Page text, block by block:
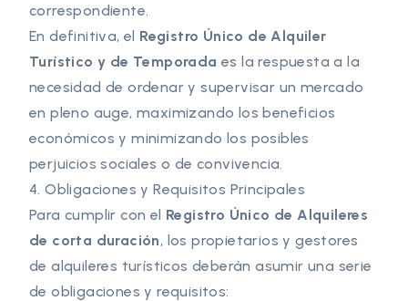
correspondiente.
En definitiva, el Registro Único de Alquiler
Turístico y de Temporada es la respuesta a la
necesidad de ordenar y supervisar un mercado
en pleno auge, maximizando los beneficios
económicos y minimizando los posibles
perjuicios sociales o de convivencia.
4. Obligaciones y Requisitos Principales
Para cumplir con el Registro Único de Alquileres
de corta duración, los propietarios y gestores
de alquileres turísticos deberán asumir una serie
de obligaciones y requisitos: